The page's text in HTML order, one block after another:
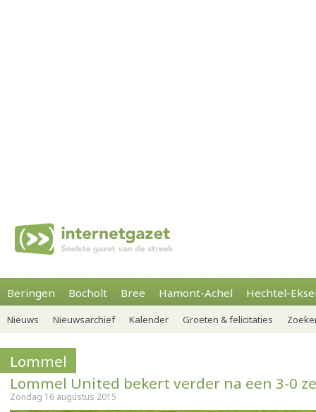
Beringen Bocholt Bree Hamont-Achel Hechtel-
Nieuws Nieuwsarchief Kalender Groeten & felicitaties
Lommel
Lommel United bekert verder na een 3-0
Zondag 16 augustus 2015